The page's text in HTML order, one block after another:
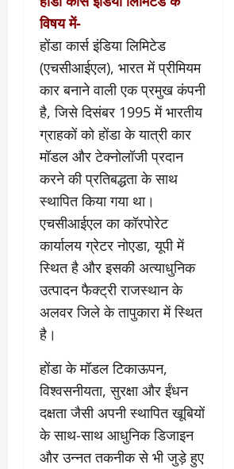
विषय में-
होंडा कार्स इंडिया लिमिटेड
(एचसीआईएल), भारत में प्रीमियम
कार बनाने वाली एक प्रमुख कंपनी
है, जिसे दिसंबर 1995 में भारतीय
ग्राहकों को होंडा के यात्री कार
मॉडल और टेक्‍नोलॉजी प्रदान
करने की प्रतिबद्धता के साथ
स्थापित किया गया था।
एचसीआईएल का कॉरपोरेट
कार्यालय ग्रेटर नोएडा, यूपी में
स्थित है और इसकी अत्याधुनिक
उत्‍पादन फैक्‍ट्री राजस्थान के
अलवर जिले के तापुकारा में स्थित
है।
होंडा के मॉडल टिकाऊपन,
विश्वसनीयता, सुरक्षा और ईंधन
दक्षता जैसी अपनी स्थापित खूबियों
के साथ-साथ आधुनिक डिजाइन
और उन्नत तकनीक से भी जुड़े हुए